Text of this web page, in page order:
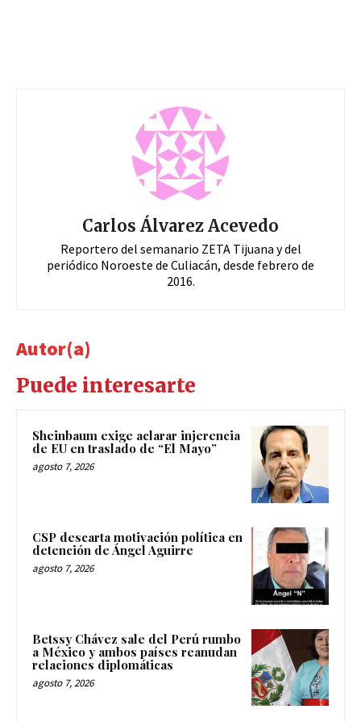
Carlos Álvarez Acevedo
Reportero del semanario ZETA Tijuana y del
periódico Noroeste de Culiacán, desde febrero de
2016.
Autor(a)
Puede interesarte
Sheinbaum exige aclarar injerencia
de EU en traslado de “El Mayo”
agosto 7, 2026
CSP descarta motivación política en
detención de Ángel Aguirre
agosto 7, 2026
Betssy Chávez sale del Perú rumbo
a México y ambos países reanudan
relaciones diplomáticas
agosto 7, 2026